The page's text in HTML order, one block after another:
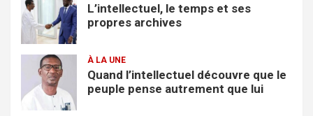
L’intellectuel, le temps et ses
propres archives
À LA UNE
Quand l’intellectuel découvre que le
peuple pense autrement que lui